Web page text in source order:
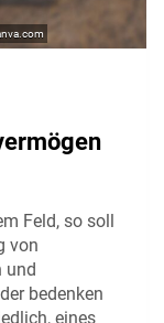
Feld, so soll
von
und
bedenken
eines